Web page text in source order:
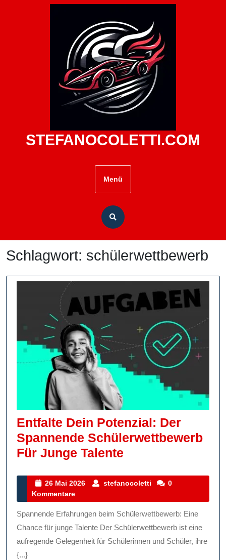
STEFANOCOLETTI.COM
Menü
Schlagwort: schülerwettbewerb
Entfalte Dein Potenzial: Der
Spannende Schülerwettbewerb
Für Junge Talente
Potenzial:
Spannende
Für
26 Mai 2026
26
2026
stefanocoletti stefanocoletti
0
Kommentare
Spannende Erfahrungen beim Schülerwettbewerb: Eine
Chance für junge Talente Der Schülerwettbewerb ist eine
aufregende Gelegenheit für Schülerinnen und Schüler, ihre
{...}